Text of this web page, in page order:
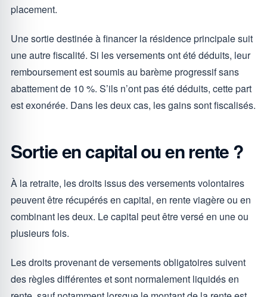
placement.
Une sortie destinée à financer la résidence principale suit
une autre fiscalité. Si les versements ont été déduits, leur
remboursement est soumis au barème progressif sans
abattement de 10 %. S’ils n’ont pas été déduits, cette part
est exonérée. Dans les deux cas, les gains sont fiscalisés.
Sortie en capital ou en rente ?
À la retraite, les droits issus des versements volontaires
peuvent être récupérés en capital, en rente viagère ou en
combinant les deux. Le capital peut être versé en une ou
plusieurs fois.
Les droits provenant de versements obligatoires suivent
des règles différentes et sont normalement liquidés en